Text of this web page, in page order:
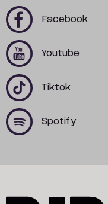
xx
Facebook
xx
Youtube
xx
Tiktok
xx
Spotify